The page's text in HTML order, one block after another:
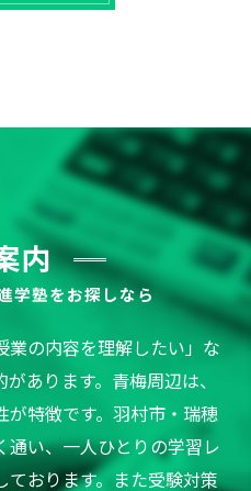
学塾をお探しなら
内
業の内容を理解したい」な
あります。青梅周辺は、
特徴です。羽村市・瑞穂
通い、一人ひとりの学習レ
おります。また受験対策